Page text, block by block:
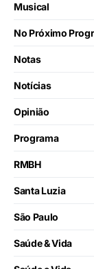
Musical
No Próximo
Notas
Notícias
Opinião
Programa
RMBH
Santa Luzia
São Paulo
Saúde & Vida